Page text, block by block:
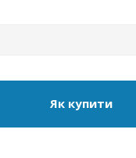
Як купити